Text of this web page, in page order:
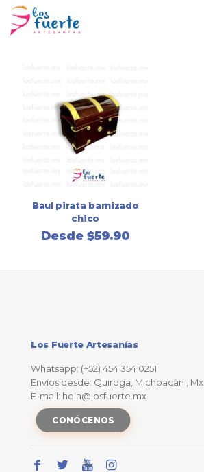
Baul pirata barnizado
chico
Desde$59.90
Los Fuerte Artesanías
Whatsapp: (+52) 454 354 0251
Envíos desde: Quiroga, Michoacán , Mx.
E-mail: hola@losfuerte.mx
CONÓCENOS